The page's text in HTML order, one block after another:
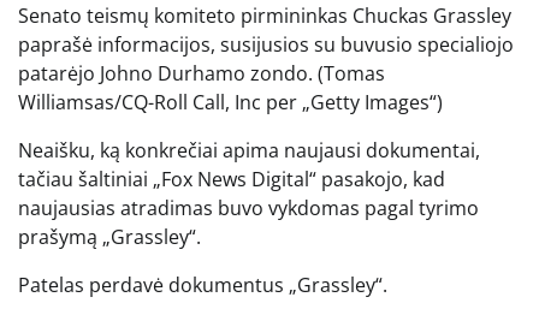
Senato teismų komiteto pirmininkas Chuckas Grassley
paprašė informacijos, susijusios su buvusio specialiojo
patarėjo Johno Durhamo zondo. (Tomas
Williamsas/CQ-Roll Call, Inc per „Getty Images“)
Neaišku, ką konkrečiai apima naujausi dokumentai,
tačiau šaltiniai „Fox News Digital“ pasakojo, kad
naujausias atradimas buvo vykdomas pagal tyrimo
prašymą „Grassley“.
Patelas perdavė dokumentus „Grassley“.